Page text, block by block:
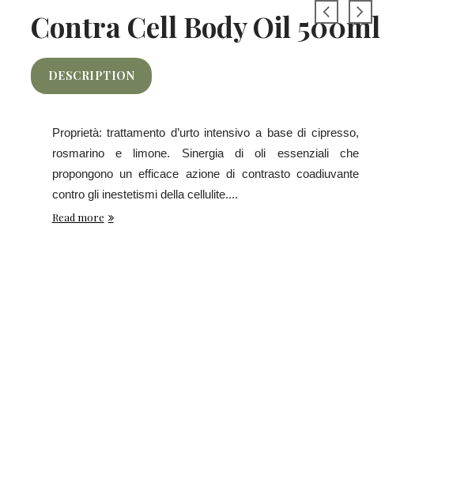
Contra Cell Body Oil 500ml
DESCRIPTION
Proprietà: trattamento d’urto intensivo a base di cipresso,
rosmarino e limone. Sinergia di oli essenziali che
propongono un efficace azione di contrasto coadiuvante
contro gli inestetismi della cellulite....
Read more